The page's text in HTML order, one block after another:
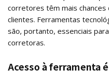
corretores têm mais
clientes. Ferramentas
são, portanto, essenciais
corretoras.
Acesso à ferramenta